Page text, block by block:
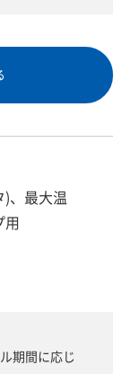
)、最大温
用
間に応じ